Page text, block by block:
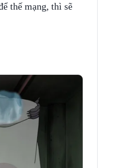
thế mạng, thì sẽ